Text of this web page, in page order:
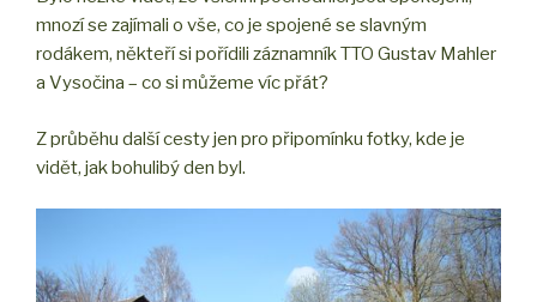
mnozí se zajímali o vše, co je spojené se slavným
rodákem, někteří si pořídili záznamník TTO Gustav Mahler
a Vysočina – co si můžeme víc přát?
Z průběhu další cesty jen pro připomínku fotky, kde je
vidět, jak bohulibý den byl.